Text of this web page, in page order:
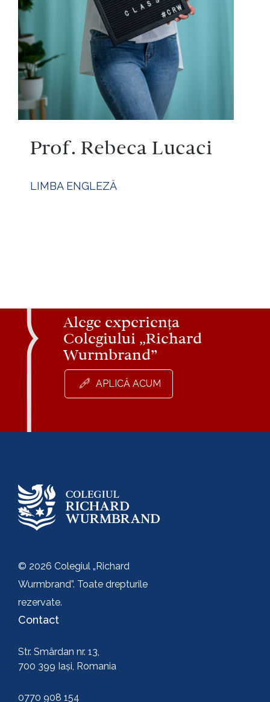
Prof. Rebeca Lucaci
LIMBA ENGLEZĂ
Alege experiența
Colegiului „Richard
Wurmbrand”
APLICĂ ACUM
© 2026 Colegiul „Richard
Wurmbrand”. Toate drepturile
rezervate.
Contact
Str. Smârdan nr. 13,
700 399 Iași, Romania
0770 908 154